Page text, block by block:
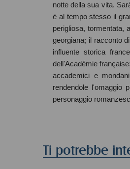
notte della sua vita.
è al tempo stesso il
perigliosa, tormentata,
georgiana; il racconto
influente storica
dell'Académie
accademici e
rendendole l'omaggio
personaggio
Ti potrebbe